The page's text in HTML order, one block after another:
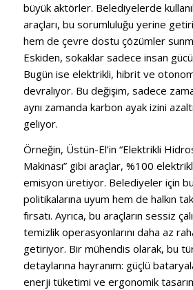
büyük aktörler. Belediyelerde
araçları, bu sorumluluğu yerine
hem de çevre dostu çözümler
Eskiden, sokaklar sadece insan
Bugün ise elektrikli, hibrit ve
devralıyor. Bu değişim, sadece
aynı zamanda karbon ayak izini
geliyor.
Örneğin, Üstün-El’in “Elektrikli
Makinası” gibi araçlar, %100
emisyon üretiyor. Belediyeler için
politikalarına uyum hem de halkın
fırsatı. Ayrıca, bu araçların sessiz
temizlik operasyonlarını daha az
getiriyor. Bir mühendis olarak, bu
detaylarına hayranım: güçlü
enerji tüketimi ve ergonomik